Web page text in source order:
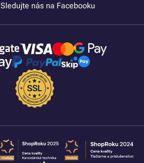
Sledujte nás na Facebooku